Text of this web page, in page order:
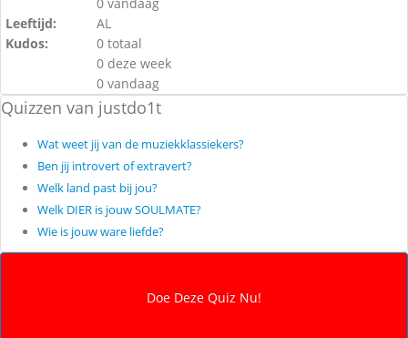
Leeftijd:
AL
Kudos:
0 totaal
0 deze week
0 vandaag
Quizzen van justdo1t
Wat weet jij van de muziekklassiekers?
Ben jij introvert of extravert?
Welk land past bij jou?
Welk DIER is jouw SOULMATE?
Wie is jouw ware liefde?